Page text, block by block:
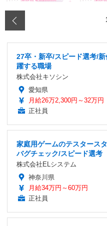
27卒・新卒/スピード選考/
躍する職場
株式会社キソシン
愛知県
月給26万2,300円～32万円
正社員
家庭用ゲームのテスタース
バグチェック/スピード選考
株式会社ELシステム
神奈川県
月給34万円～60万円
正社員